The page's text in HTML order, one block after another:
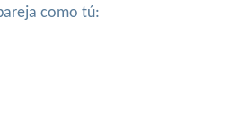
como tú: